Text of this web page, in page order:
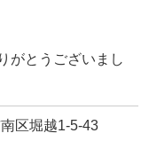
がとうございまし
区堀越1-5-43